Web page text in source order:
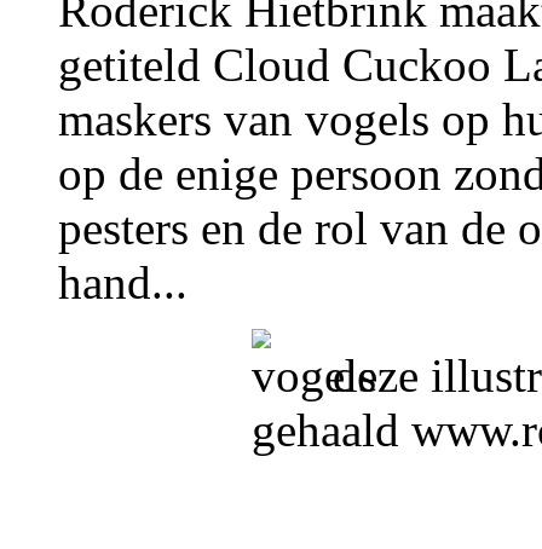
getiteld Cloud Cuckoo
maskers van vogels op
op de enige persoon
pesters en de rol van de
hand...
deze
gehaald